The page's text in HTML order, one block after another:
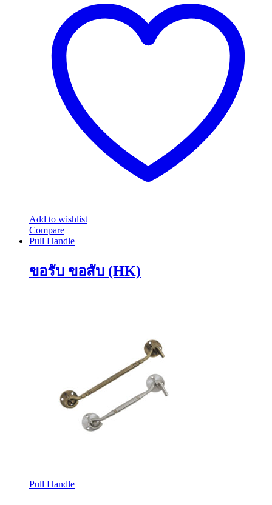
options
chosen
Add to wishlist
Compare
Pull Handle
ขอรับ ขอสับ (HK)
Pull Handle